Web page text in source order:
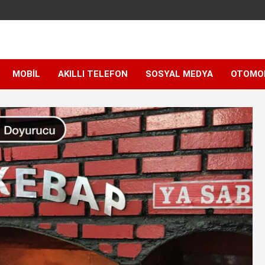
MOBIL AKILLI TELEFON SOSYAL MEDYA